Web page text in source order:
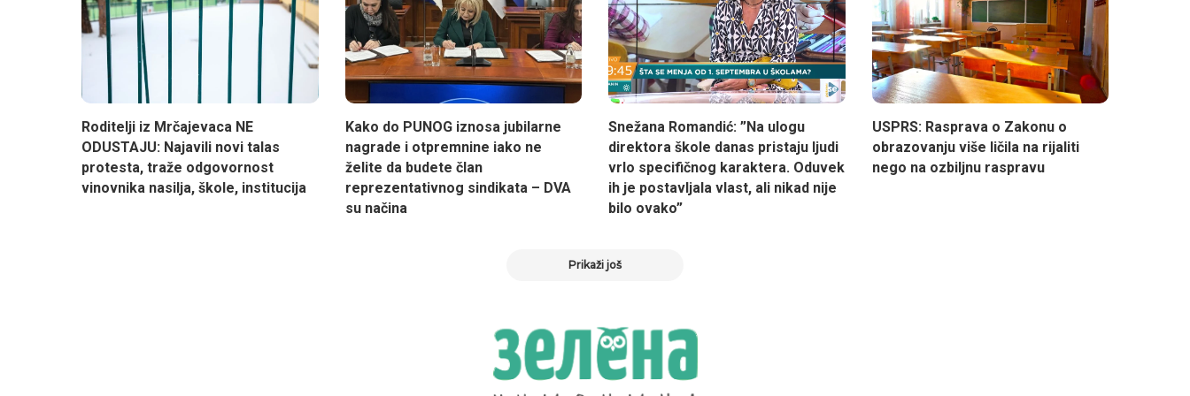
Roditelji iz Mrčajevaca NE
ODUSTAJU: Najavili novi talas
protesta, traže odgovornost
vinovnika nasilja, škole, institucija
Kako do PUNOG iznosa jubilarne
nagrade i otpremnine iako ne
želite da budete član
reprezentativnog sindikata – DVA
su načina
Snežana Romandić: ”Na ulogu
direktora škole danas pristaju ljudi
vrlo specifičnog karaktera. Oduvek
ih je postavljala vlast, ali nikad nije
bilo ovako”
USPRS: Rasprava o Zakonu o
obrazovanju više ličila na rijaliti
nego na ozbiljnu raspravu
Prikaži još